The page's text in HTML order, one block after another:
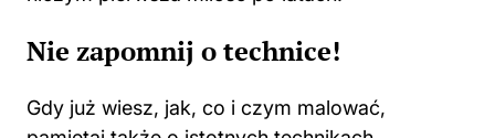
Nie zapomnij o technice!
Gdy już wiesz, jak, co i czym malować,